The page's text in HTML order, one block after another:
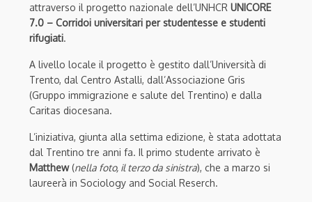
attraverso il progetto nazionale dell’UNHCR UNICORE
7.0 – Corridoi universitari per studentesse e studenti
rifugiati.
A livello locale il progetto è gestito dall’Università di
Trento, dal Centro Astalli, dall’Associazione Gris
(Gruppo immigrazione e salute del Trentino) e dalla
Caritas diocesana.
L’iniziativa, giunta alla settima edizione, è stata adottata
dal Trentino tre anni fa. Il primo studente arrivato è
Matthew(nella foto, il terzo da sinistra), che a marzo si
laureerà in Sociology and Social Reserch.